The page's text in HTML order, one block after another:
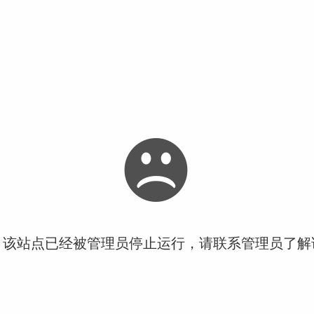
站点已经被管理员停止运行，请联系管理员了